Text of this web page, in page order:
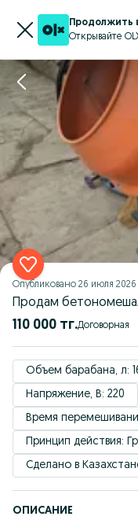
Продолжить
Открывайте
Опубликовано 26 июля 2026
Продам
110 000 тг. Договорная
Объем барабана, л:
Напряжение, В: 220
Время
Принцип действия:
Сделано в
ОПИСАНИЕ